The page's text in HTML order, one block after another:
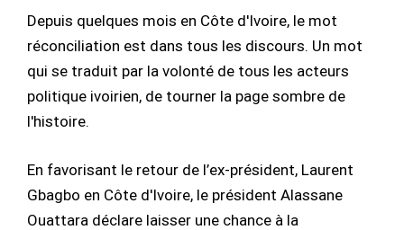
Depuis quelques mois en Côte d'Ivoire, le mot
réconciliation est dans tous les discours. Un mot
qui se traduit par la volonté de tous les acteurs
politique ivoirien, de tourner la page sombre de
l'histoire.
En favorisant le retour de l’ex-président, Laurent
Gbagbo en Côte d'Ivoire, le président Alassane
Ouattara déclare laisser une chance à la